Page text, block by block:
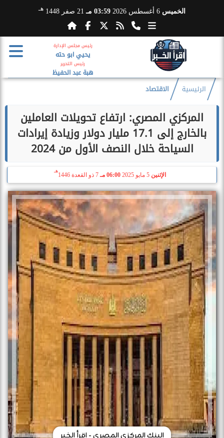
الخميس 03:59 مـ 21 صفر 1448 هـ
رئيس مجلس الإدارة
يحيي ابو حته
رئيس التحرير
هبة عبد الحفيظ
الرئيسية الاقتصاد
المركزي المصري: ارتفاع تحويلات العاملين
بالخارج إلى 17.1 مليار دولار وزيادة إيرادات
السياحة خلال النصف الأول من 2024
الإثنين 06:00 مـ 7 ذو القعدة 1446
هـ
البنك المركزي المصري - اقرأ الخبر